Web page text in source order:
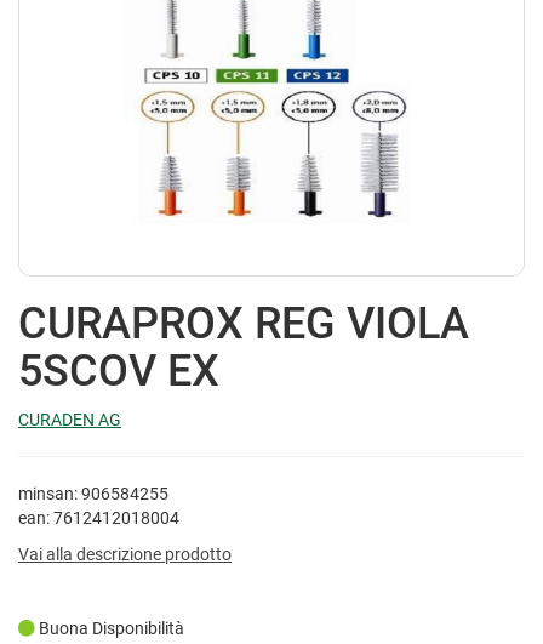
CURAPROX REG VIOLA
5SCOV EX
CURADEN AG
minsan: 906584255
ean: 7612412018004
Vai alla descrizione prodotto
Buona Disponibilità